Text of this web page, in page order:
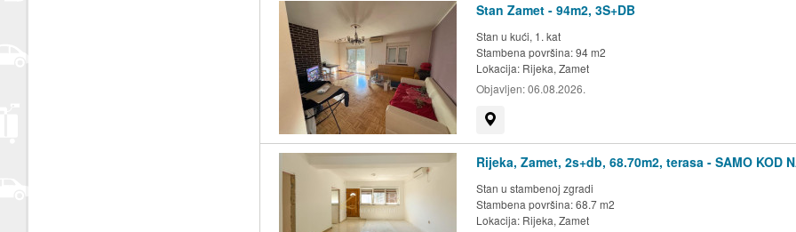
Stan Zamet - 94m2, 3S+DB
Stan u kući, 1. kat
Stambena površina: 94 m2
Lokacija: Rijeka, Zamet
Objavljen:06.08.2026.
Rijeka, Zamet, 2s+db, 68.70m2, terasa - SAMO KOD
Stan u stambenoj zgradi
Stambena površina: 68.7 m2
Lokacija: Rijeka, Zamet